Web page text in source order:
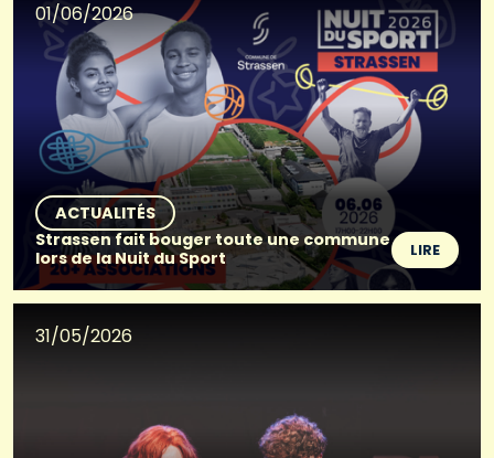
01/06/2026
ACTUALITÉS
Strassen fait bouger toute une commune
lors de la Nuit du Sport
LIRE
31/05/2026